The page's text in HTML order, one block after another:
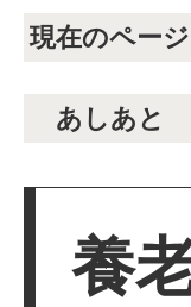
現在のページ
あしあと
養